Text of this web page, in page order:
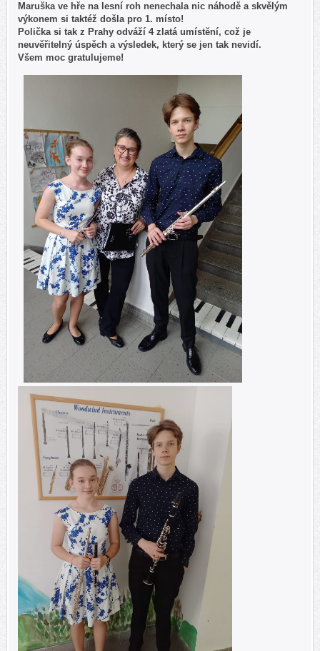
Maruška ve hře na lesní roh nenechala nic náhodě a skvělým
výkonem si taktéž došla pro 1. místo!
Polička si tak z Prahy odváží 4 zlatá umístění, což je
neuvěřitelný úspěch a výsledek, který se jen tak nevidí.
Všem moc gratulujeme!